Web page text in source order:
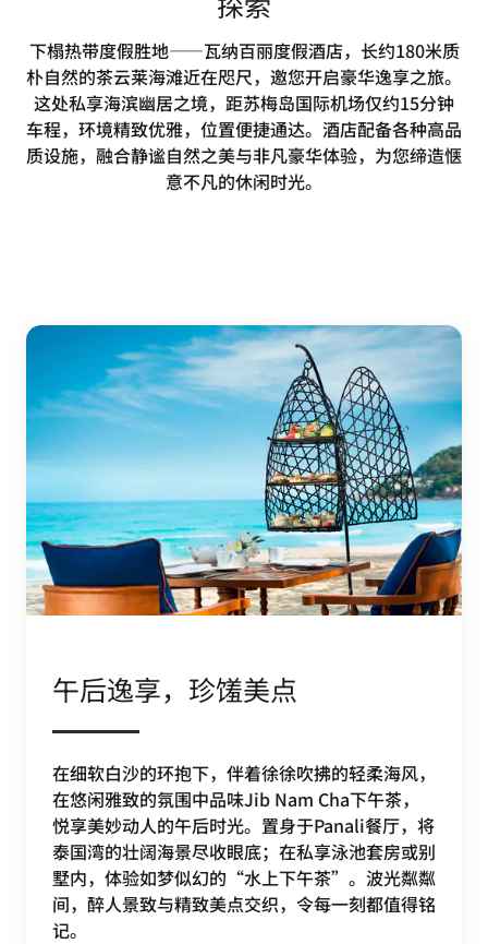
下榻热带度假胜地——瓦纳百丽度假酒店，长约180米质
朴自然的茶云莱海滩近在咫尺，邀您开启豪华逸享之旅。
这处私享海滨幽居之境，距苏梅岛国际机场仅约15分钟
车程，环境精致优雅，位置便捷通达。酒店配备各种高品
质设施，融合静谧自然之美与非凡豪华体验，为您缔造惬
意不凡的休闲时光。
午后逸享，珍馐美点
在细软白沙的环抱下，伴着徐徐吹拂的轻柔海风，
在悠闲雅致的氛围中品味Jib Nam Cha下午茶，
悦享美妙动人的午后时光。置身于Panali餐厅，将
泰国湾的壮阔海景尽收眼底；在私享泳池套房或别
墅内，体验如梦似幻的“水上下午茶”。波光粼粼
间，醉人景致与精致美点交织，令每一刻都值得铭
记。